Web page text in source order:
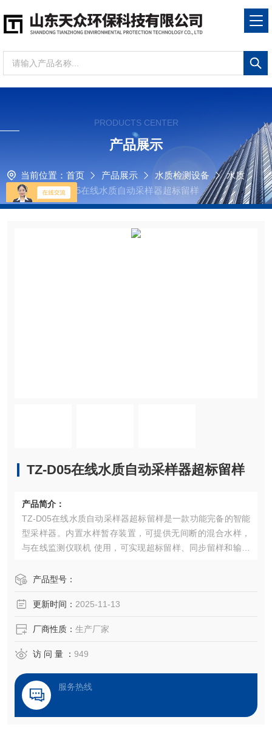
PRODUCTS CENTER
产品展示
当前位置： 首页 产品展示 水质检测设备
水质
采样器
TZ-D05在线水质自动采样器超标留样
TZ-D05在线水质自动采样器超标留样
产品简介：
TZ-D05在线水质自动采样器超标留样是一款功能完备的智能
型采样器。内置水样暂存装置，可提供无间断的混合水样，
与在线监测仪联机 使用，可实现超标留样、同步留样和输送
产品型号：
更新时间： 2025-11-13
厂商性质： 生产厂家
访 问 量 ： 949
服务热线